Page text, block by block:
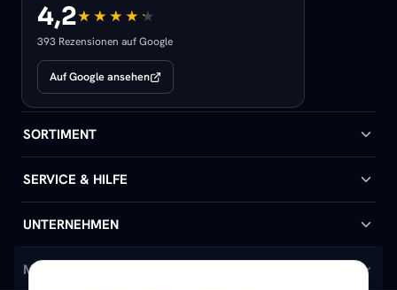
4,2
393 Rezensionen auf Google
Auf Google ansehen
SORTIMENT
Badheizkörper
Handtuchheizkörper
Design-Heizkörper
SERVICE & HILFE
Hilfe & Kontakt
Versand & Lieferung
UNTERNEHMEN
Wir über uns
MEIN KONTO